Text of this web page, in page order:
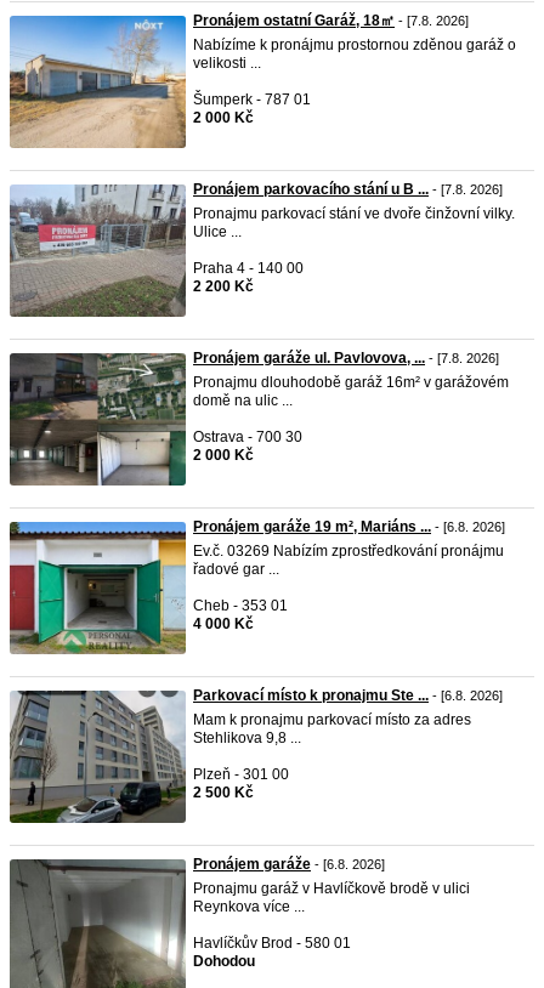
Pronájem ostatní Garáž, 18㎡ - [7.8. 2026]
Nabízíme k pronájmu prostornou zděnou garáž o
velikosti ...
Šumperk - 787 01
2 000 Kč
Pronájem parkovacího stání u B ... - [7.8. 2026]
Pronajmu parkovací stání ve dvoře činžovní vilky.
Ulice ...
Praha 4 - 140 00
2 200 Kč
Pronájem garáže ul. Pavlovova, ... - [7.8. 2026]
Pronajmu dlouhodobě garáž 16m² v garážovém
domě na ulic ...
Ostrava - 700 30
2 000 Kč
Pronájem garáže 19 m², Mariáns ... - [6.8. 2026]
Ev.č. 03269 Nabízím zprostředkování pronájmu
řadové gar ...
Cheb - 353 01
4 000 Kč
Parkovací místo k pronajmu Ste ... - [6.8. 2026]
Mam k pronajmu parkovací místo za adres
Stehlikova 9,8 ...
Plzeň - 301 00
2 500 Kč
Pronájem garáže - [6.8. 2026]
Pronajmu garáž v Havlíčkově brodě v ulici
Reynkova více ...
Havlíčkův Brod - 580 01
Dohodou